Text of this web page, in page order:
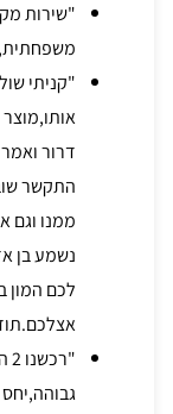
"שירות
דרור
התקשר
ממנו וגם
נשמע בן
לכם המון